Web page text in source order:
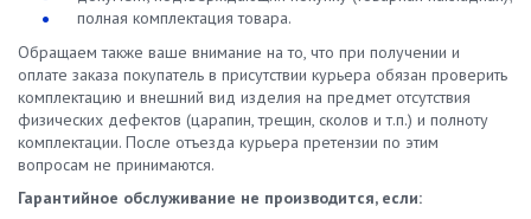
полная комплектация товара.
Обращаем также ваше внимание на то, что при получении и
оплате заказа покупатель в присутствии курьера обязан проверить
комплектацию и внешний вид изделия на предмет отсутствия
физических дефектов (царапин, трещин, сколов и т.п.) и полноту
комплектации. После отъезда курьера претензии по этим
вопросам не принимаются.
Гарантийное обслуживание не производится, если: